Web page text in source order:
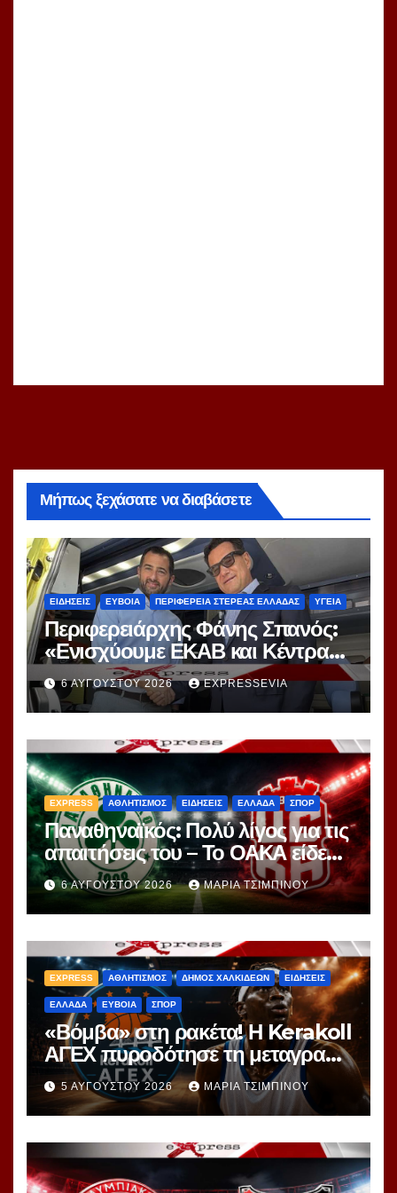
Μήπως ξεχάσατε να διαβάσετε
ΕΙΔΗΣΕΙΣ ΕΥΒΟΙΑ ΠΕΡΙΦΕΡΕΙΑ ΣΤΕΡΕΑΣ ΕΛΛΑΔΑΣ ΥΓΕΙΑ
Περιφερειάρχης Φάνης Σπανός:
«Ενισχύουμε ΕΚΑΒ και Κέντρα
Υγείας με 34 νέα ασθενοφόρα –
Διεκδικούμε γιατρούς και
νοσηλευτές για τις δομές Υγείας
της Στερεάς Ελλάδας»
6 ΑΥΓΟΎΣΤΟΥ 2026 EXPRESSEVIA
EXPRESS ΑΘΛΗΤΙΣΜΟΣ ΕΙΔΗΣΕΙΣ ΕΛΛΑΔΑ ΣΠΟΡ
Παναθηναϊκός: Πολύ λίγος για τις
απαιτήσεις του – Το ΟΑΚΑ είδε
περισσότερα ερωτήματα παρά
απαντήσεις
6 ΑΥΓΟΎΣΤΟΥ 2026 ΜΑΡΊΑ ΤΣΙΜΠΙΝΟΎ
EXPRESS ΑΘΛΗΤΙΣΜΟΣ ΔΗΜΟΣ ΧΑΛΚΙΔΕΩΝ ΕΙΔΗΣΕΙΣ
ΕΛΛΑΔΑ ΕΥΒΟΙΑ ΣΠΟΡ
«Βόμβα» στη ρακέτα! Η Kerakoll
ΑΓΕΧ πυροδότησε τη μεταγραφή
του Γιορ Ανέι
5 ΑΥΓΟΎΣΤΟΥ 2026 ΜΑΡΊΑ ΤΣΙΜΠΙΝΟΎ